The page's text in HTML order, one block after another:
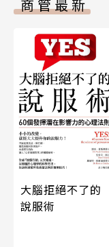
商管最新
大腦拒絕不了的
說服術